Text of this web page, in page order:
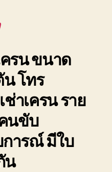
ยก
โครง
หลังคา
โรงงาน
ให้
ถูก
ครน ขนาด
โทร
าเครน ราย
นขับ
ารณ์ มีใบ
น